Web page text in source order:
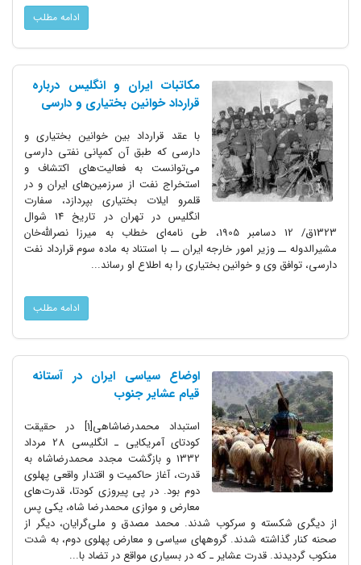
ادامه مطلب
مکاتبات ایران و انگلیس درباره
قرارداد خوانین بختیاری و دارسی
با عقد قرارداد بین خوانین بختیاری و
دارسی که طبق آن کمپانی نفتی دارسی
می‌توانست به فعالیت‌های اکتشاف و
استخراج نفت از سرزمین‌های ایران و در
قلمرو ایلات بختیاری بپردازد، سفارت
انگلیس در تهران در تاریخ 14 شوال
1323ق/ 12 دسامبر 1905، طی نامه‌ای خطاب به میرزا نصرالله‌خان
مشیرالدوله ــ وزیر امور خارجه ایران ــ با استناد به ماده سوم قرارداد نفت
دارسی، توافق وی و خوانین بختیاری را به اطلاع او رساند...
ادامه مطلب
اوضاع سیاسی ایران در آستانه
قیام عشایر جنوب
استبداد محمدرضاشاهی[1] در حقیقت
کودتای آمریکایی ـ انگلیسی 28 مرداد
1332 و بازگشت مجدد محمدرضاشاه به
قدرت، آغاز حاکمیت و اقتدار واقعی پهلوی
دوم بود. در پی پیروزی کودتا، قدرت‌های
معارض و موازی محمدرضا شاه، یکی پس
از دیگری شکسته و سرکوب شدند. محمد مصدق و ملی‌گرایان، دیگر از
صحنه کنار گذاشته شدند. گروههای سیاسی و معارض پهلوی دوم، به شدت
منکوب گردیدند. قدرت عشایر ـ که در بسیاری مواقع در تضاد با...